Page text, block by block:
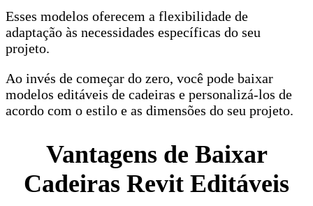
Esses modelos oferecem a flexibilidade de
adaptação às necessidades específicas do seu
projeto.
Ao invés de começar do zero, você pode baixar
modelos editáveis de cadeiras e personalizá-los de
acordo com o estilo e as dimensões do seu projeto.
Vantagens de Baixar
Cadeiras Revit Editáveis